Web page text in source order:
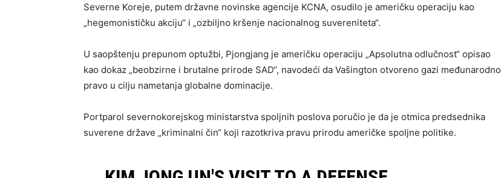
Severne Koreje, putem državne novinske agencije KCNA, osudilo je američku operaciju kao
„hegemonističku akciju“ i „ozbiljno kršenje nacionalnog suvereniteta“.
U saopštenju prepunom optužbi, Pjongjang je američku operaciju „Apsolutna odlučnost“ opisao
kao dokaz „beobzirne i brutalne prirode SAD“, navodeći da Vašington otvoreno gazi međunarodno
pravo u cilju nametanja globalne dominacije.
Portparol severnokorejskog ministarstva spoljnih poslova poručio je da je otmica predsednika
suverene države „kriminalni čin“ koji razotkriva pravu prirodu američke spoljne politike.